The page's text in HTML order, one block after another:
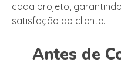
cada projeto,
satisfação do cliente.
Antes de